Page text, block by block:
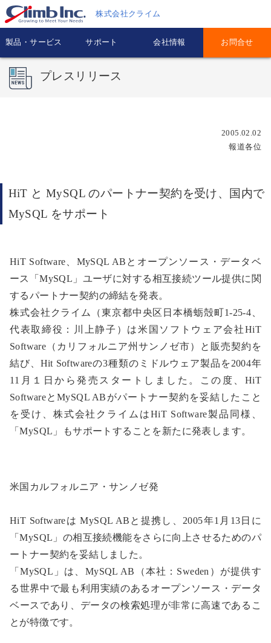
株式会社クライム
製品・サービス サポート 会社情報 お問合せ
プレスリリース
2005.02.02
報道各位
HiT と MySQL のパートナー契約を受け、国内で
MySQL をサポート
HiT Software、MySQL ABとオープンソース・データベ
ース「MySQL」ユーザに対する相互接続ツール提供に関
するパートナー契約の締結を発表。
株式会社クライム（東京都中央区日本橋蛎殻町1-25-4、
代表取締役：川上静子）は米国ソフトウェア会社HiT
Software（カリフォルニア州サンノゼ市）と販売契約を
結び、Hit Softwareの3種類のミドルウェア製品を2004年
11月１日から発売スタートしました。この度、HiT
SoftwareとMySQL ABがパートナー契約を妥結したこと
を受け、株式会社クライムはHiT Software製品同様、
「MySQL」もサポートすることを新たに発表します。
米国カルフォルニア・サンノゼ発
HiT Softwareは MySQL ABと提携し、2005年1月13日に
「MySQL」の相互接続機能をさらに向上させるためのパ
ートナー契約を妥結しました。
「MySQL」は、MySQL AB（本社：Sweden）が提供す
る世界中で最も利用実績のあるオープンソース・データ
ベースであり、データの検索処理が非常に高速であるこ
とが特徴です。